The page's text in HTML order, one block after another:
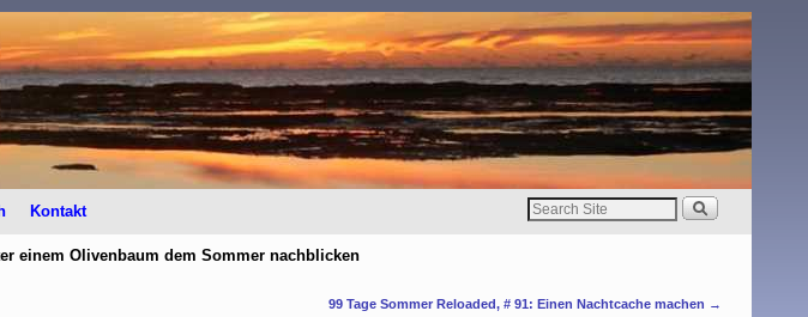
Kontakt
einem Olivenbaum dem Sommer nachblicken
99 Tage Sommer Reloaded, # 91: Einen Nachtcache machen →